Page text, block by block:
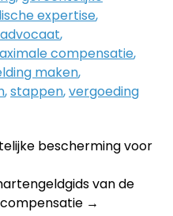
expertise,
,
compensatie,
maken,
,stappen,vergoeding
bescherming voor
van de
→